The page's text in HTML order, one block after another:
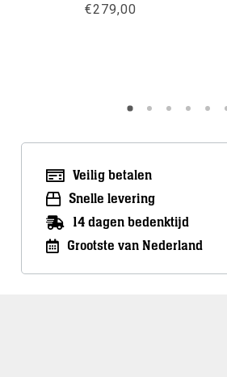
€279,00
Veilig betalen
Snelle levering
14 dagen bedenktijd
Grootste van Nederland